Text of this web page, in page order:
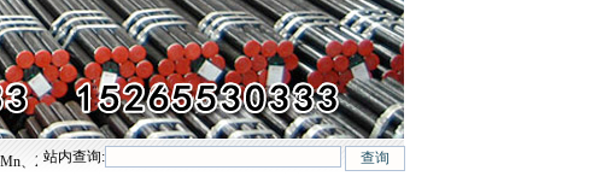
、Cr5Mo、12CrMo(T12)、12Cr1MoV、12Cr1MoVG、10CrMo910、 15CrMo、
站内查询: